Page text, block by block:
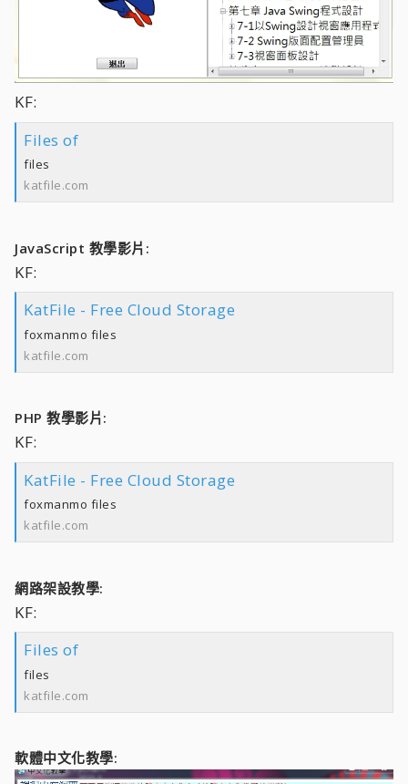
KF:
Files of
files
katfile.com
JavaScript 教學影片:
KF:
KatFile - Free Cloud Storage
foxmanmo files
katfile.com
PHP 教學影片:
KF:
KatFile - Free Cloud Storage
foxmanmo files
katfile.com
網路架設教學:
KF:
Files of
files
katfile.com
軟體中文化教學: